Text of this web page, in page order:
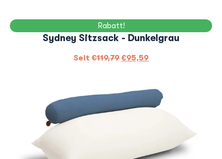
Rabatt!
Sydney Sitzsack - Dunkelgrau
Seit €119,79 €95,59